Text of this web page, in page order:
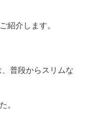
紹介します。
普段からスリムな
。